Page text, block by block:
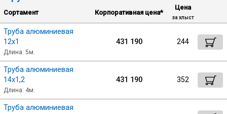
Сортамент Корпоративная цена*
Цена
за хлыст
Труба алюминиевая
12х1
Длина: 5м.
431 190 244
Труба алюминиевая
14х1,2
Длина: 4м.
431 190 352
Труба алюминиевая